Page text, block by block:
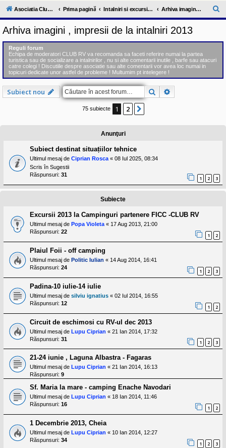
l
u
V
c
o
m
u
n
i
t
a
o
r
i
o
r
u
l
o
t
s
i
a
u
o
r
u
l
t
e
d
i
n
R
o
n
i
a
Asociatia ClubRV-RO Prima pagină Intalniri si excursii in cadrul comunitatii Arhiva imagini , impresii de la intalniri 2013
ă
Arhiva imagini , impresii de la intalniri 2013
Reguli forum
Echipa de moderatori CLUB RV va recomanda sa faceti referire numai la partea
turistica sau de socializare a intalnirilor , nu si alte comentarii inutile , barfe sau atacuri
catre colegi ! Discutiile despre asociatie sau alte comentarii vor avea loc numai in
topicuri dedicate unor astfel de probleme ! Multumim pt intelegere !
Subiect nou Căutare
75 subiecte 1 2
Anunţuri
Subiect destinat situațiilor tehnice
Ultimul mesaj de Ciprian Rosca « 08 Iul 2025, 08:34
Scris în Sugestii
Răspunsuri: 31
1 2 3
Subiecte
Excursii 2013 la Campinguri partenere FICC -CLUB RV
Ultimul mesaj de Popa Violeta « 17 Aug 2013, 21:00
Răspunsuri: 22
1 2
Plaiul Foii - off camping
Ultimul mesaj de Politic Iulian « 14 Aug 2014, 16:41
Răspunsuri: 24
1 2 3
Padina-10 iulie-14 iulie
Ultimul mesaj de silviu ignatius « 02 Iul 2014, 16:55
Răspunsuri: 12
1 2
Circuit de eschimosi cu RV-ul dec 2013
Ultimul mesaj de Lupu Ciprian « 21 Ian 2014, 17:32
Răspunsuri: 31
1 2 3
21-24 iunie , Laguna Albastra - Fagaras
Ultimul mesaj de Lupu Ciprian « 21 Ian 2014, 16:13
Răspunsuri: 9
Sf. Maria la mare - camping Enache Navodari
Ultimul mesaj de Lupu Ciprian « 18 Ian 2014, 11:46
Răspunsuri: 16
1 2
1 Decembrie 2013, Cheia
Ultimul mesaj de Lupu Ciprian « 10 Ian 2014, 12:27
Răspunsuri: 34
1 2 3